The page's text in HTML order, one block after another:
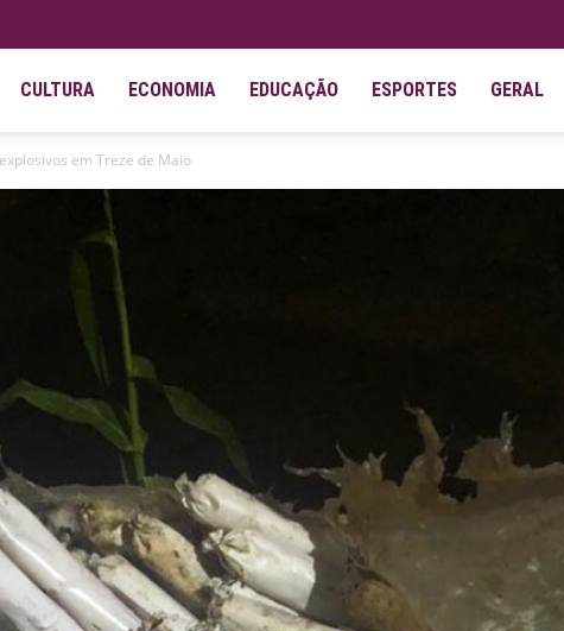
CULTURA ECONOMIA EDUCAÇÃO ESPORTES GERAL
em Treze de Maio